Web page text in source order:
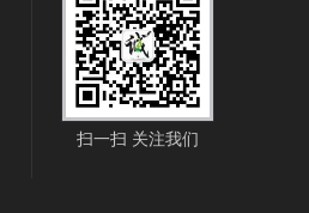
扫一扫 关注我们